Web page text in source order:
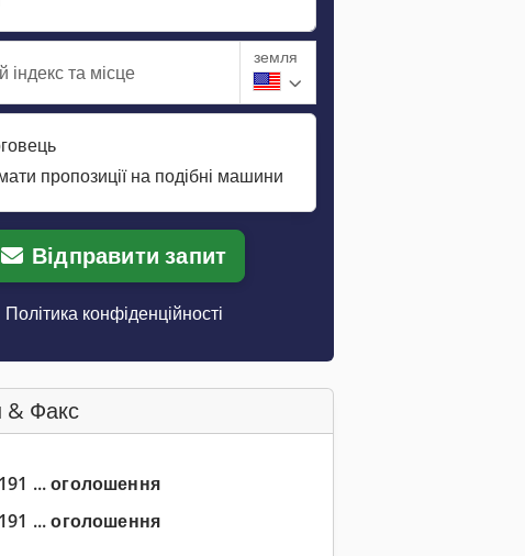
та місце
земля
пропозиції на подібні машини
Відправити запит
Політика конфіденційності
& Факс
... оголошення
... оголошення